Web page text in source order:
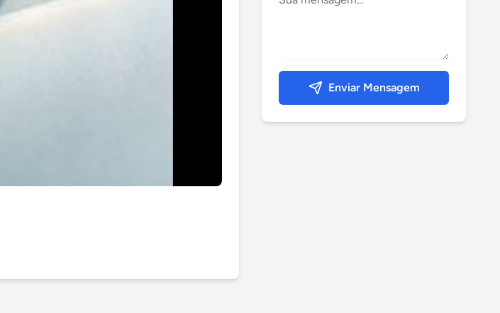
Enviar Mensagem